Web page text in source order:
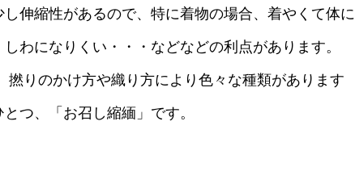
伸縮性があるので、特に着物の場合、着やくて体に
わになりくい・・・などなどの利点があります。
撚りのかけ方や織り方により色々な種類があります
つ、「お召し縮緬」です。